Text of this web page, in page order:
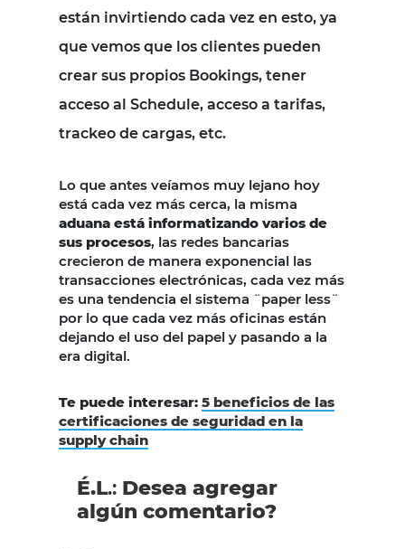
están invirtiendo cada vez en esto, ya
que vemos que los clientes pueden
crear sus propios Bookings, tener
acceso al Schedule, acceso a tarifas,
trackeo de cargas, etc.
Lo que antes veíamos muy lejano hoy
está cada vez más cerca, la misma
aduana está informatizando varios de
sus procesos, las redes bancarias
crecieron de manera exponencial las
transacciones electrónicas, cada vez más
es una tendencia el sistema ¨paper less¨
por lo que cada vez más oficinas están
dejando el uso del papel y pasando a la
era digital.
Te puede interesar: 5 beneficios de las
certificaciones de seguridad en la
supply chain
É.L.: Desea agregar
algún comentario?